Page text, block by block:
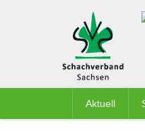
Aktuell